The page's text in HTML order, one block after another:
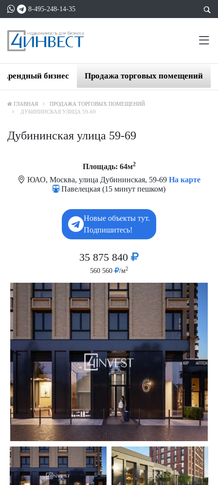
8-495-248-14-35
Арендный бизнес Продажа торговых помещений
ГЛАВНАЯ
ПРОДАЖА ТОРГОВЫХ ПОМЕЩЕНИЙ
ДУБИНИНСКАЯ УЛИЦА 59-69
Дубининская улица 59-69
Площадь: 64м2
ЮАО, Москва, улица Дубининская, 59-69 На карте
Павелецкая (15 минут пешком)
Новые объекты тут.
Подпишитесь!
35 875 840
560 560 /м2